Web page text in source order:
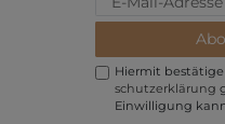
Hiermit bestätige
schutz­erklärung
Einwilligung